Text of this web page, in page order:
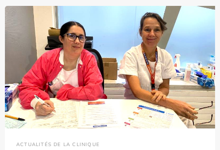
ACTUALITÉS DE LA CLINIQUE